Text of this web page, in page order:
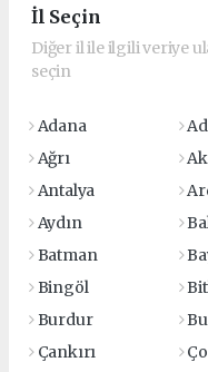
İl Seçin
Diğer il ile ilgili veriye
seçin
Adana
Ağrı
Antalya
Aydın
Batman
Bingöl
Burdur
Çankırı